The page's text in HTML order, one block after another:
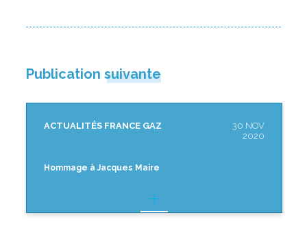
Publication suivante
ACTUALITÉS FRANCE GAZ
30 NOV
2020
Hommage à Jacques Maire